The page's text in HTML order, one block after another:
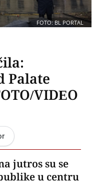
FOTO: BL PORTAL
Palate
VIDEO
jutros su se
u centru